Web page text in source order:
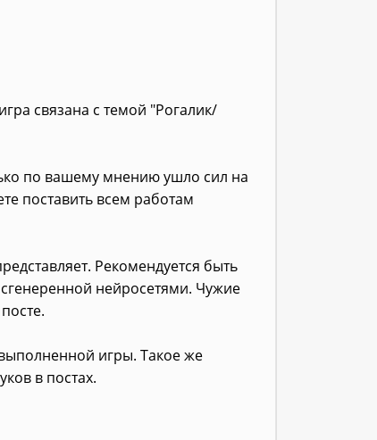
связана с темой "Рогалик/
по вашему мнению ушло сил на
поставить всем работам
Рекомендуется быть
нейросетями. Чужие
игры. Такое же
в постах.